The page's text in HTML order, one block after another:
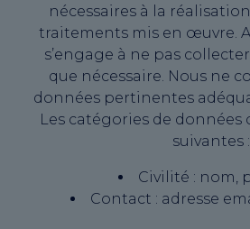
nécessaires à la
traitements mis en œuvre.
s’engage à ne pas
que nécessaire. Nous ne
données pertinentes
Les catégories de données
suivantes :
Civilité : nom,
Contact : adresse